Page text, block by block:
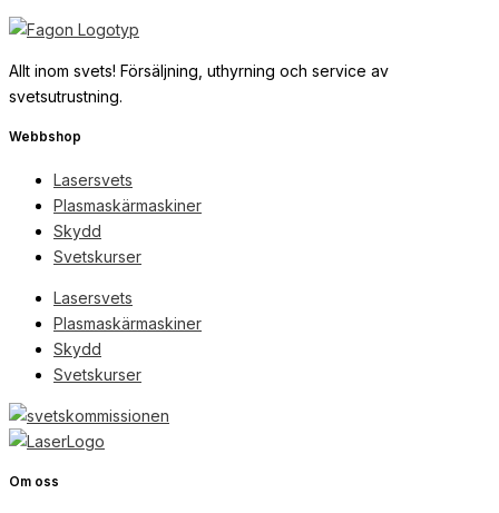
Allt inom svets! Försäljning, uthyrning och service av
svetsutrustning.
Webbshop
Lasersvets
Plasmaskärmaskiner
Skydd
Svetskurser
Lasersvets
Plasmaskärmaskiner
Skydd
Svetskurser
Om oss